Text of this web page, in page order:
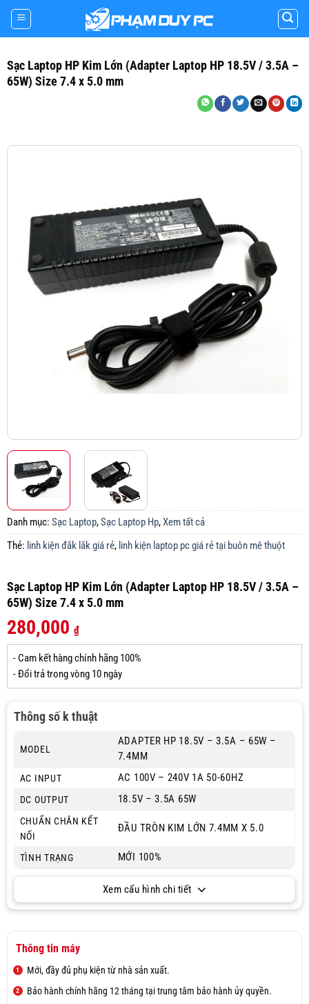
Skip
content
Sạc Laptop HP Kim Lớn (Adapter Laptop HP 18.5V / 3.5A –
65W) Size 7.4 x 5.0 mm
Danh mục: Sạc Laptop,Sạc Laptop Hp,Xem tất cả
Thẻ: linh kiện đắk lắk giá rẻ, linh kiện laptop pc giá rẻ tại buôn mê thuột
Sạc Laptop HP Kim Lớn (Adapter Laptop HP 18.5V / 3.5A –
65W) Size 7.4 x 5.0 mm
280,000 ₫
- Cam kết hàng chính hãng 100%
- Đổi trả trong vòng 10 ngày
Thông số k thuật
MODEL
ADAPTER HP 18.5V – 3.5A – 65W –
7.4MM
AC INPUT AC 100V – 240V 1A 50-60HZ
DC OUTPUT 18.5V – 3.5A 65W
CHUẨN CHÂN KẾT
NỐI
ĐẦU TRÒN KIM LỚN 7.4MM X 5.0
TÌNH TRẠNG MỚI 100%
Xem cấu hình chi tiết
Thông tin máy
Mới, đầy đủ phụ kiện từ nhà sản xuất.
Bảo hành chính hãng 12 tháng tại trung tâm bảo hành ủy quyền.